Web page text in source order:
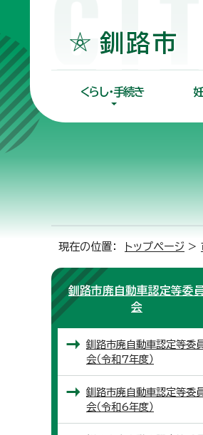
くらし・手続き
現在の位置： トップページ >
釧路市廃自動車認定等委
会
釧路市廃自動車認定等委
会（令和7年度）
釧路市廃自動車認定等委
会（令和6年度）